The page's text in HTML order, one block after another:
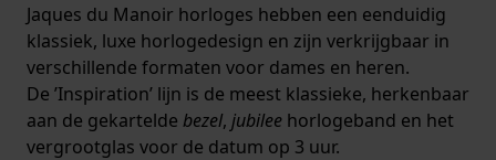
Jaques du Manoir horloges hebben een eenduidig
klassiek, luxe horlogedesign en zijn verkrijgbaar in
verschillende formaten voor dames en heren.
De ’Inspiration’ lijn is de meest klassieke, herkenbaar
aan de gekartelde bezel, jubilee horlogeband en het
vergrootglas voor de datum op 3 uur.